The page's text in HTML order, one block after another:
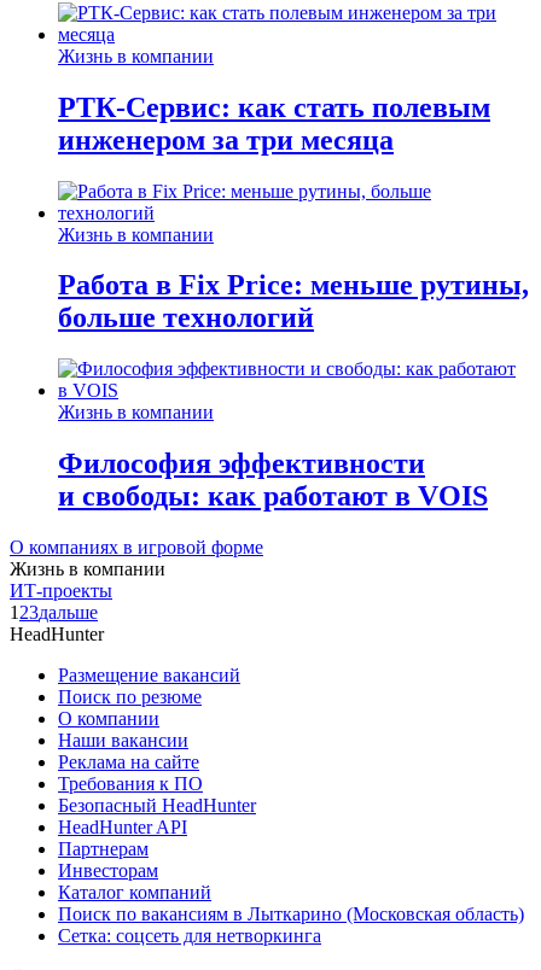
Жизнь в компании
РТК-Сервис: как стать полевым
инженером за три месяца
Жизнь в компании
Работа в Fix Price: меньше рутины,
больше технологий
Жизнь в компании
Философия эффективности
и свободы: как работают в VOIS
О компаниях в игровой форме
Жизнь в компании
ИТ-проекты
1 23дальше
HeadHunter
Размещение вакансий
Поиск по резюме
О компании
Наши вакансии
Реклама на сайте
Требования к ПО
Безопасный HeadHunter
HeadHunter API
Партнерам
Инвесторам
Каталог компаний
Поиск по вакансиям в Лыткарино (Московская область)
Сетка: соцсеть для нетворкинга